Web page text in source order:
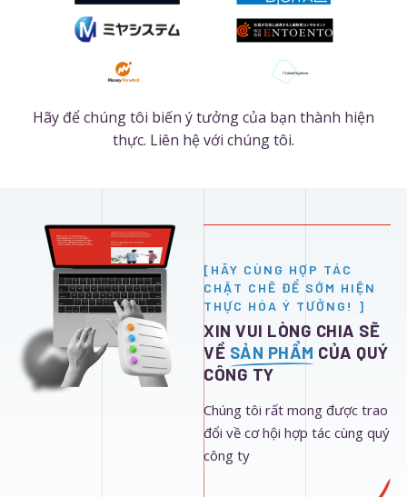
Hãy để chúng tôi biến ý tưởng của bạn thành hiện
thực. Liên hệ với chúng tôi.
[HÃY CÙNG HỢP TÁC
CHẶT CHẼ ĐỂ SỚM HIỆN
THỰC HÓA Ý TƯỞNG! ]
XIN VUI LÒNG CHIA SẼ
VỀ SẢN PHẨM CỦA QUÝ
CÔNG TY
Chúng tôi rất mong được trao
đổi về cơ hội hợp tác cùng quý
công ty